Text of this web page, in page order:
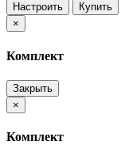
Настроить
Купить
×
Комплект
Закрыть
×
Комплект